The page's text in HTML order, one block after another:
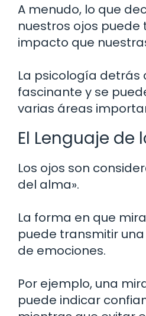
A menudo, lo que
nuestros ojos
impacto que
La psicología detrás
fascinante y se
varias áreas
El Lenguaje de
Los ojos son
del alma».
La forma en que
puede transmitir
de emociones.
Por ejemplo, una
puede indicar